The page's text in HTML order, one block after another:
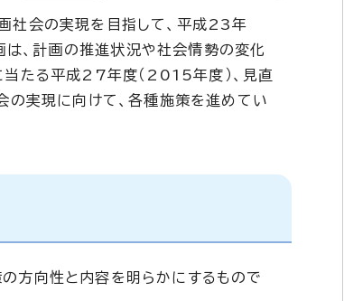
社会の実現を目指して、平成23年
は、計画の推進状況や社会情勢の変化
当たる平成27年度（2015年度）、見直
の実現に向けて、各種施策を進めてい
方向性と内容を明らかにするもので